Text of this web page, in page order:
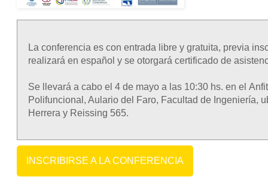
La conferencia es con entrada libre y gratuita, previa
realizará en español y se otorgará certificado de
Se llevará a cabo el 4 de mayo a las 10:30 hs. en el
Polifuncional, Aulario del Faro, Facultad de Ingeniería,
Herrera y Reissing 565.
INSCRIBIRSE A LA CONFERENCIA